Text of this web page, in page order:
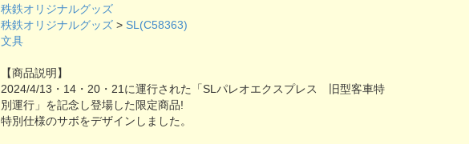
秩鉄オリジナルグッズ
秩鉄オリジナルグッズ > SL(C58363)
文具
【商品説明】
2024/4/13・14・20・21に運行された「SLパレオエクスプレス 旧型客車特
別運行」を記念し登場した限定商品!
特別仕様のサボをデザインしました。